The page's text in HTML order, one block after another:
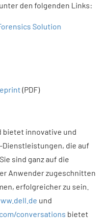
den folgenden Links:
Solution
(PDF)
bietet innovative und
Dienstleistungen, die auf
sind ganz auf die
Anwender zugeschnitten
erfolgreicher zu sein.
und
conversations bietet